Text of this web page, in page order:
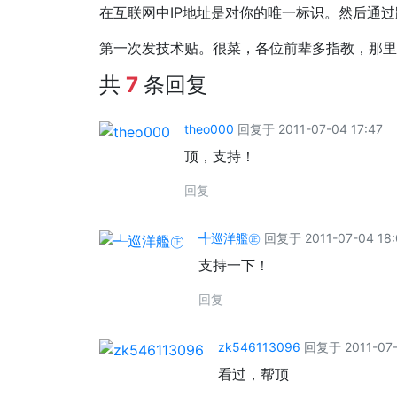
在互联网中IP地址是对你的唯一标识。然后通
第一次发技术贴。很菜，各位前辈多指教，那
共 7 条回复
theo000 回复于 2011-07-04 17:47
顶，支持！
回复
╃巡洋艦㊣ 回复于 2011-07-04
支持一下！
回复
zk546113096 回复于 2011-
看过，帮顶